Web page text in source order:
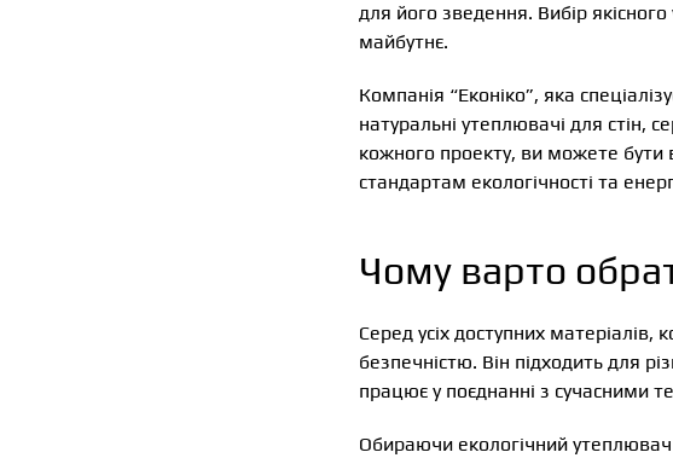
для його зведення. Вибір
майбутнє.
Компанія “Еконіко”, яка
натуральні утеплювачі для стін,
кожного проекту, ви можете
стандартам екологічності та
Чому варто
Серед усіх доступних матеріалів,
безпечністю. Він підходить для
працює у поєднанні з сучасними
Обираючи екологічний